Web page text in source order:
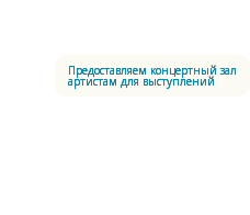
Предоставляем концертный зал
артистам для выступлений